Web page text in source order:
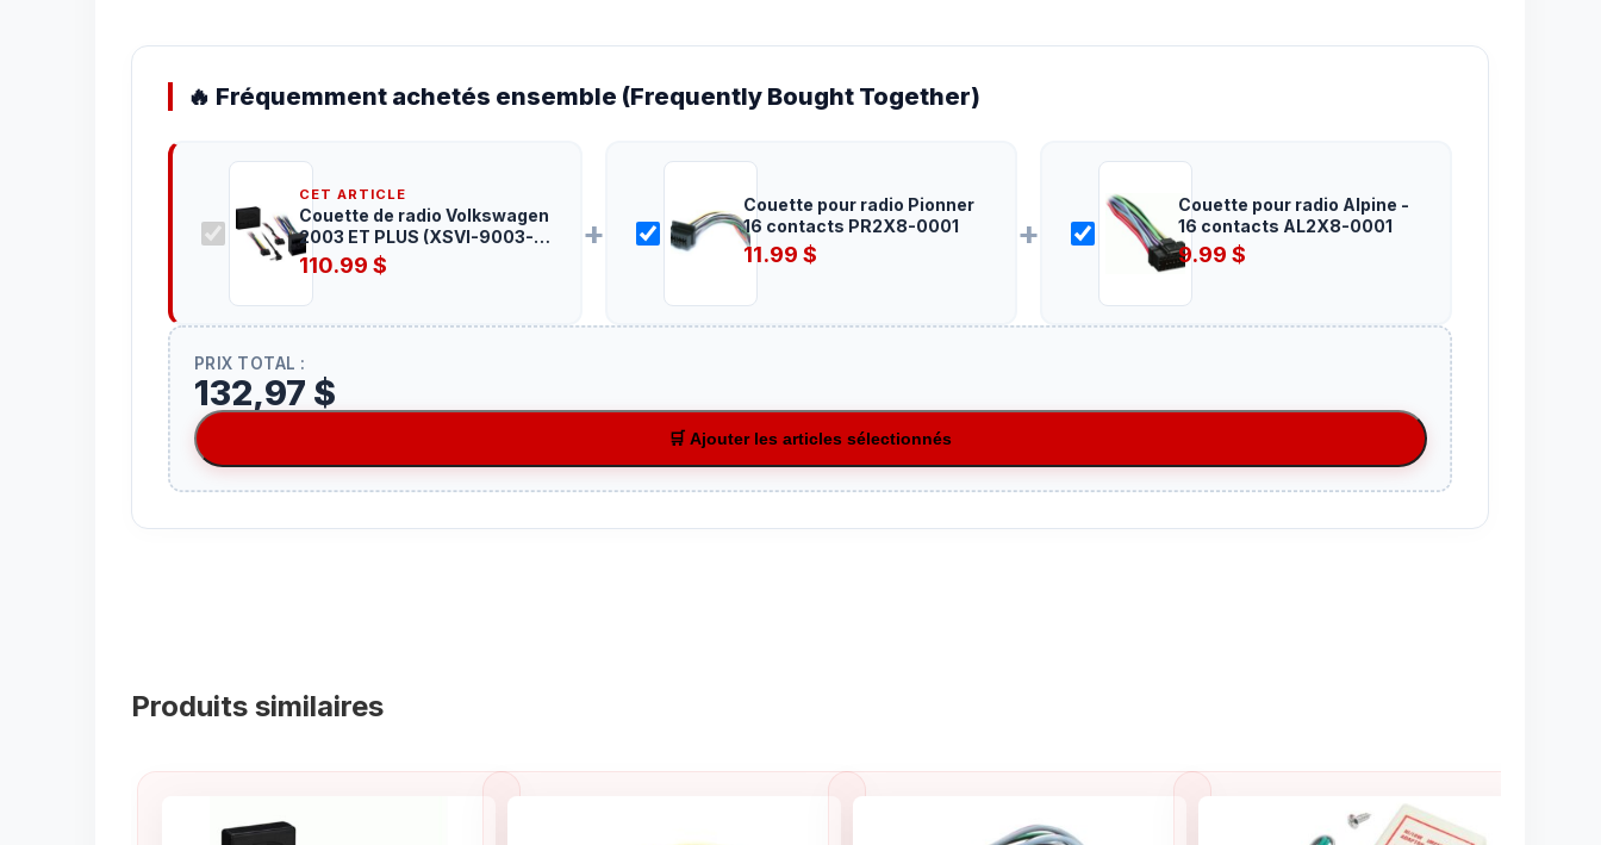
🔥 Fréquemment achetés ensemble (Frequently Bought Together)
CET ARTICLE
Couette de radio Volkswagen
2003 ET PLUS (XSVI-9003-
NAV )
110.99 $
+
Couette pour radio Pionner
16 contacts PR2X8-0001
11.99$
+
Couette pour radio Alpine -
16 contacts AL2X8-0001
9.99$
PRIX TOTAL :
132,97 $
🛒 Ajouter les articles sélectionnés
Produits similaires